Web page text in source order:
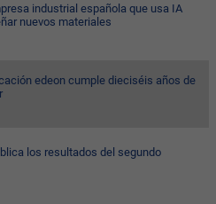
industrial española que usa IA
nuevos materiales
edeon cumple dieciséis años de
los resultados del segundo